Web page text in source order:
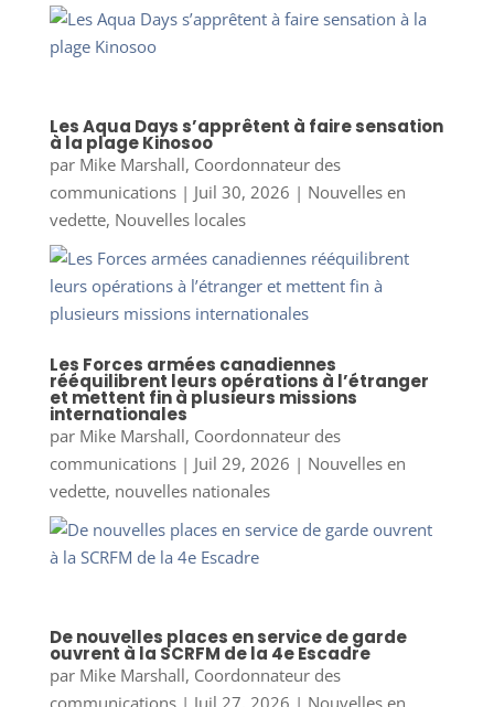
Les Aqua Days s’apprêtent à faire sensation
à la plage Kinosoo
par Mike Marshall, Coordonnateur des
communications| Juil 30, 2026 | Nouvelles en
vedette, Nouvelles locales
Les Forces armées canadiennes
rééquilibrent leurs opérations à l’étranger
et mettent fin à plusieurs missions
internationales
par Mike Marshall, Coordonnateur des
communications| Juil 29, 2026 | Nouvelles en
vedette, nouvelles nationales
De nouvelles places en service de garde
ouvrent à la SCRFM de la 4e Escadre
par Mike Marshall, Coordonnateur des
communications| Juil 27, 2026 | Nouvelles en